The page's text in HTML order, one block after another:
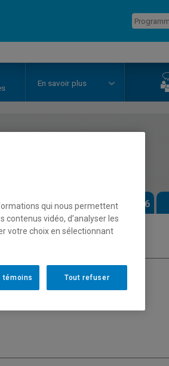
En savoir plus
Horaire - Automne 2026
qui nous permettent
contenus vidéo, d’analyser les
votre choix en sélectionnant
Tout refuser
témoins